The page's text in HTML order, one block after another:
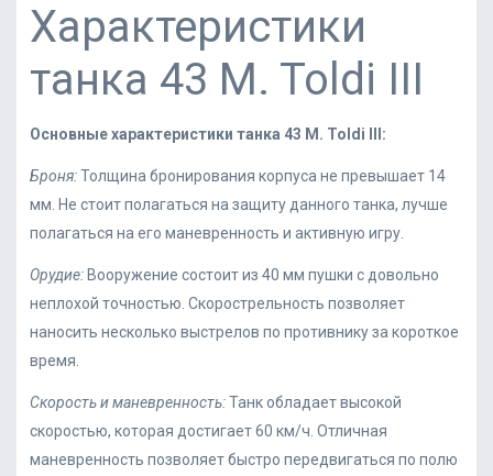
Характеристики
танка 43 M. Toldi III
Основные характеристики танка 43 M. Toldi III:
Броня:Толщина бронирования корпуса не превышает 14
мм. Не стоит полагаться на защиту данного танка, лучше
полагаться на его маневренность и активную игру.
Орудие: Вооружение состоит из 40 мм пушки с довольно
неплохой точностью. Скорострельность позволяет
наносить несколько выстрелов по противнику за короткое
время.
Скорость и маневренность:Танк обладает высокой
скоростью, которая достигает 60 км/ч. Отличная
маневренность позволяет быстро передвигаться по полю